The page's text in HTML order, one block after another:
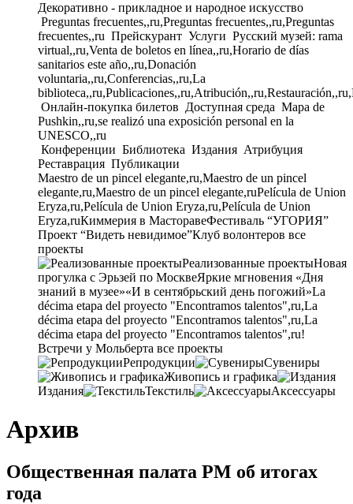
Декоративно - прикладное и народное искусство
Preguntas frecuentes,,ru,Preguntas frecuentes,,ru,Preguntas
frecuentes,,ru Прейскурант Услуги Русский музей: rama
virtual,,ru,Venta de boletos en línea,,ru,Horario de días
sanitarios este año,,ru,Donación
voluntaria,,ru,Conferencias,,ru,La
Онлайн-покупка билетов Доступная среда Mapa de
Pushkin,,ru,se realizó una exposición personal en la
UNESCO,,ru
Конференции Библиотека Издания Атрибуция
Реставрация Публикации
Maestro de un pincel elegante,ru,Maestro de un pincel
elegante,ru,Maestro de un pincel elegante,ruPelícula de Union
Eryza,ru,Película de Union Eryza,ru,Película de Union
Eryza,ruКиммерия в МасторавеФестиваль “УГОРИЯ”
Проект “Видеть невидимое”Клуб волонтеров все
проекты
Реализованные проектыНовая
прогулка с Эрьзей по МосквеЯркие мгновения «Дня
знаний в музее»«И в сентябрьский день погожий»La
décima etapa del proyecto "Encontramos talentos",ru,La
décima etapa del proyecto "Encontramos talentos",ru,La
décima etapa del proyecto "Encontramos talentos",ru!
Встречи у Мольберта все проекты
Репродукции
Сувениры
Живопись и графика
Издания
Текстиль Аксессуары
Архив
Общественная палата РМ об итогах
года